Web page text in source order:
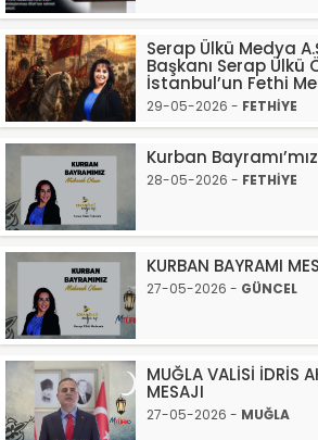
Serap Ülkü Medya
Başkanı Serap Ülkü
İstanbul’un Fethi
29-05-2026 - FETHİYE
Kurban
28-05-2026 - FETHİYE
KURBAN BAYRAMI
27-05-2026 - GÜNCEL
MUĞLA VALİSİ İDRİS
MESAJI
27-05-2026 - MUĞLA